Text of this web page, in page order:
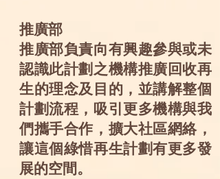
推廣部
推廣部負責向有興趣參與或未
認識此計劃之機構推廣回收再
生的理念及目的，並講解整個
計劃流程，吸引更多機構與我
們攜手合作，擴大社區網絡，
讓這個綠惜再生計劃有更多發
展的空間。